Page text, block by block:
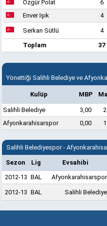
Özgür Polat
6
Enver Işık
4
Serkan Sütlü
4
Toplam
37
Yönettiği Salihli Belediye ve
Kulüp MBP
Salihli Belediye 3,00 2
Afyonkarahisarspor
0,00 1
Salihli Belediyespor -
Sezon Lig Evsahibi
2012-13 BAL Afyonkarahisarspor
2012-13 BAL Salihli Belediye